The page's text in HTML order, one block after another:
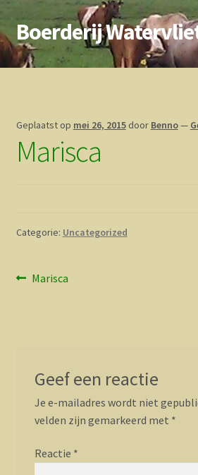
Ga
door
naar
Ga
direct
naar
Boerderij
Home
Biokoe
Geplaatst op mei 26, 2015 door Benno—
Marisca
Categorie: Uncategorized
Bericht
Vorig
Marisca
Geef een reactie
Je e-mailadres wordt niet
velden zijn gemarkeerd met *
Reactie *